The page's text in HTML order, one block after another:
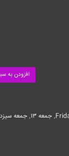
افزودن به
, جمعه ۱۳ , جمعه